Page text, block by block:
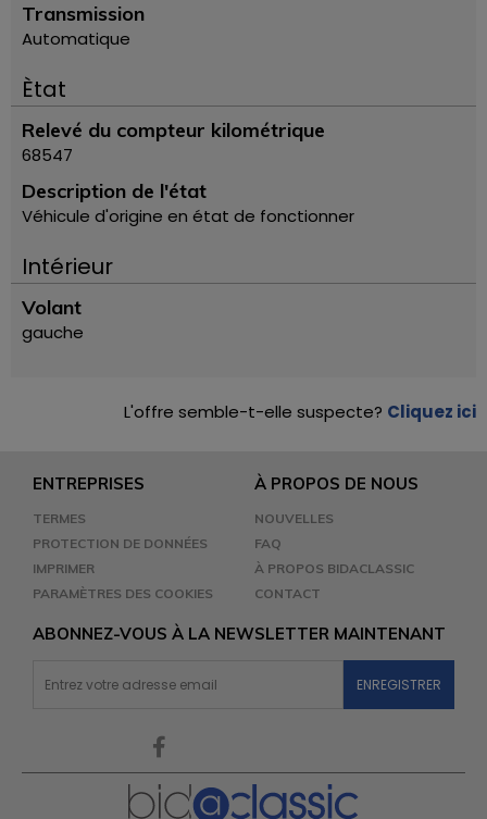
Transmission
Automatique
Ètat
Relevé du compteur kilométrique
68547
Description de l'état
Véhicule d'origine en état de fonctionner
Intérieur
Volant
gauche
L'offre semble-t-elle suspecte? Cliquez ici
ENTREPRISES
TERMES
PROTECTION DE DONNÉES
IMPRIMER
PARAMÈTRES DES COOKIES
À PROPOS DE NOUS
NOUVELLES
FAQ
À PROPOS BIDACLASSIC
CONTACT
ABONNEZ-VOUS À LA NEWSLETTER MAINTENANT